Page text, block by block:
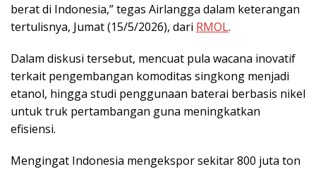
berat di Indonesia,” tegas Airlangga dalam keterangan
tertulisnya, Jumat (15/5/2026), dari RMOL.
Dalam diskusi tersebut, mencuat pula wacana inovatif
terkait pengembangan komoditas singkong menjadi
etanol, hingga studi penggunaan baterai berbasis nikel
untuk truk pertambangan guna meningkatkan
efisiensi.
Mengingat Indonesia mengekspor sekitar 800 juta ton